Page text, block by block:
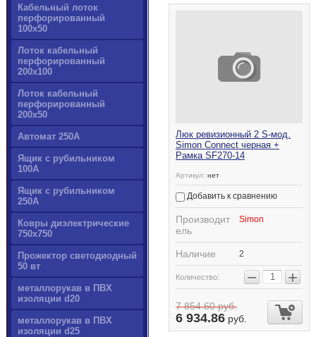
Кабельный лоток
перфорированный
100х50
Лоток кабельный
перфорированный
200х100
Лоток кабельный
перфорированный
200х50
Автомат 250А
Ящик с рубильником
100А
Ящик с рубильником
250А
Ковры диэлектрические
750х750
Прожектор светодиодный
50 вт
металлорукав в ПВХ
изоляции d20
металлорукав в ПВХ
изоляции d25
Люк ревизионный 2 S-мод.
Simon Connect черная +
Рамка SF270-14
Артикул: нет
Добавить к сравнению
Производит
ель
Simon
Наличие 2
Количество: − +
7 854.60руб.
6 934.86 руб.